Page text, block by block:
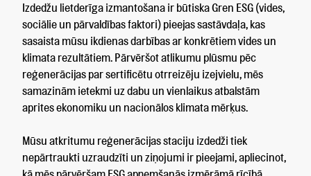
Izdedžu lietderīga izmantošana ir būtiska Gren ESG (vides,
sociālie un pārvaldības faktori) pieejas sastāvdaļa, kas
sasaista mūsu ikdienas darbības ar konkrētiem vides un
klimata rezultātiem. Pārvēršot atlikumu plūsmu pēc
reģenerācijas par sertificētu otrreizēju izejvielu, mēs
samazinām ietekmi uz dabu un vienlaikus atbalstām
aprites ekonomiku un nacionālos klimata mērķus.
Mūsu atkritumu reģenerācijas staciju izdedži tiek
nepārtraukti uzraudzīti un ziņojumi ir pieejami, apliecinot,